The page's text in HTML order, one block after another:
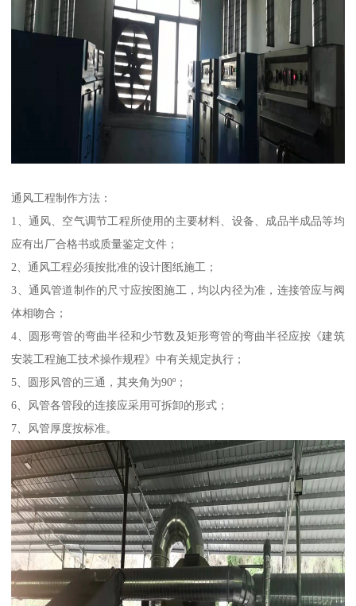
通风工程制作方法：
1、通风、空气调节工程所使用的主要材料、设备、成品半成品等均
应有出厂合格书或质量鉴定文件；
2、通风工程必须按批准的设计图纸施工；
3、通风管道制作的尺寸应按图施工，均以内径为准，连接管应与阀
体相吻合；
4、圆形弯管的弯曲半径和少节数及矩形弯管的弯曲半径应按《建筑
安装工程施工技术操作规程》中有关规定执行；
5、圆形风管的三通，其夹角为90º；
6、风管各管段的连接应采用可拆卸的形式；
7、风管厚度按标准。